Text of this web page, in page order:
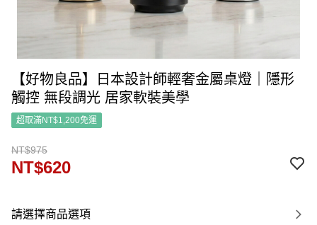
【好物良品】日本設計師輕奢金屬桌燈｜隱形
觸控 無段調光 居家軟裝美學
超取滿NT$1,200免運
NT$975
NT$620
請選擇商品選項